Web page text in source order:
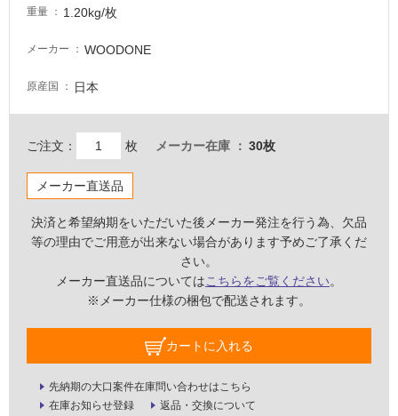
重量 1.20kg/枚
メーカー WOODONE
原産国 日本
ご注文： 枚 メーカー在庫 30枚
メーカー直送品
決済と希望納期をいただいた後メーカー発注を行う為、欠品
等の理由でご用意が出来ない場合があります予めご了承くだ
さい。
メーカー直送品についてはこちらをご覧ください。
※メーカー仕様の梱包で配送されます。
カートに入れる
先納期の大口案件在庫問い合わせはこちら
在庫お知らせ登録
返品・交換について
常
適
て
い
る
適
し
て
い
る
注
意
適
し